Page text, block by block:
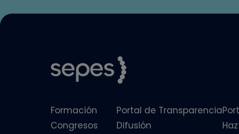
Formación
Congresos
Portal de Transparencia
Difusión